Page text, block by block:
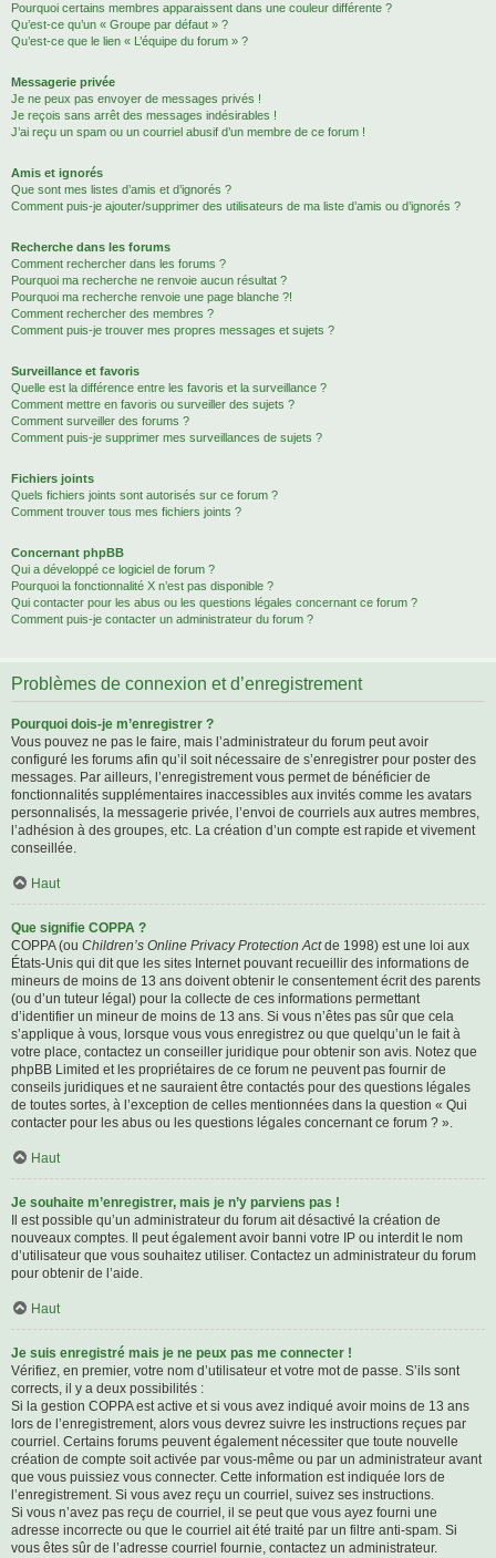
Pourquoi certains membres apparaissent dans une couleur différente ?
Qu’est-ce qu’un « Groupe par défaut » ?
Qu’est-ce que le lien « L’équipe du forum » ?
Messagerie privée
Je ne peux pas envoyer de messages privés !
Je reçois sans arrêt des messages indésirables !
J’ai reçu un spam ou un courriel abusif d’un membre de ce forum !
Amis et ignorés
Que sont mes listes d’amis et d’ignorés ?
Comment puis-je ajouter/supprimer des utilisateurs de ma liste d’amis ou d’ignorés ?
Recherche dans les forums
Comment rechercher dans les forums ?
Pourquoi ma recherche ne renvoie aucun résultat ?
Pourquoi ma recherche renvoie une page blanche ?!
Comment rechercher des membres ?
Comment puis-je trouver mes propres messages et sujets ?
Surveillance et favoris
Quelle est la différence entre les favoris et la surveillance ?
Comment mettre en favoris ou surveiller des sujets ?
Comment surveiller des forums ?
Comment puis-je supprimer mes surveillances de sujets ?
Fichiers joints
Quels fichiers joints sont autorisés sur ce forum ?
Comment trouver tous mes fichiers joints ?
Concernant phpBB
Qui a développé ce logiciel de forum ?
Pourquoi la fonctionnalité X n’est pas disponible ?
Qui contacter pour les abus ou les questions légales concernant ce forum ?
Comment puis-je contacter un administrateur du forum ?
Problèmes de connexion et d’enregistrement
Pourquoi dois-je m’enregistrer ?
Vous pouvez ne pas le faire, mais l’administrateur du forum peut avoir
configuré les forums afin qu’il soit nécessaire de s’enregistrer pour poster des
messages. Par ailleurs, l’enregistrement vous permet de bénéficier de
fonctionnalités supplémentaires inaccessibles aux invités comme les avatars
personnalisés, la messagerie privée, l’envoi de courriels aux autres membres,
l’adhésion à des groupes, etc. La création d’un compte est rapide et vivement
conseillée.
Haut
Que signifie COPPA ?
COPPA (ou Children’s Online Privacy Protection Actde 1998) est une loi aux
États-Unis qui dit que les sites Internet pouvant recueillir des informations de
mineurs de moins de 13 ans doivent obtenir le consentement écrit des parents
(ou d’un tuteur légal) pour la collecte de ces informations permettant
d’identifier un mineur de moins de 13 ans. Si vous n’êtes pas sûr que cela
s’applique à vous, lorsque vous vous enregistrez ou que quelqu’un le fait à
votre place, contactez un conseiller juridique pour obtenir son avis. Notez que
phpBB Limited et les propriétaires de ce forum ne peuvent pas fournir de
conseils juridiques et ne sauraient être contactés pour des questions légales
de toutes sortes, à l’exception de celles mentionnées dans la question « Qui
contacter pour les abus ou les questions légales concernant ce forum ? ».
Haut
Je souhaite m’enregistrer, mais je n’y parviens pas !
Il est possible qu’un administrateur du forum ait désactivé la création de
nouveaux comptes. Il peut également avoir banni votre IP ou interdit le nom
d’utilisateur que vous souhaitez utiliser. Contactez un administrateur du forum
pour obtenir de l’aide.
Haut
Je suis enregistré mais je ne peux pas me connecter !
Vérifiez, en premier, votre nom d’utilisateur et votre mot de passe. S’ils sont
corrects, il y a deux possibilités :
Si la gestion COPPA est active et si vous avez indiqué avoir moins de 13 ans
lors de l’enregistrement, alors vous devrez suivre les instructions reçues par
courriel. Certains forums peuvent également nécessiter que toute nouvelle
création de compte soit activée par vous-même ou par un administrateur avant
que vous puissiez vous connecter. Cette information est indiquée lors de
l’enregistrement. Si vous avez reçu un courriel, suivez ses instructions.
Si vous n’avez pas reçu de courriel, il se peut que vous ayez fourni une
adresse incorrecte ou que le courriel ait été traité par un filtre anti-spam. Si
vous êtes sûr de l’adresse courriel fournie, contactez un administrateur.